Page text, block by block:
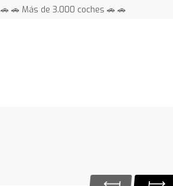
🚗 🚗 Más de 3.000 coches 🚗 🚗